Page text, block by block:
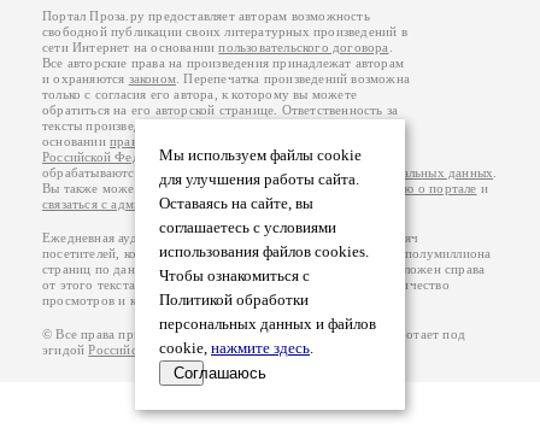
Мы используем файлы cookie
для улучшения работы сайта.
Оставаясь на сайте, вы
соглашаетесь с условиями
использования файлов cookies.
Чтобы ознакомиться с
Политикой обработки
персональных данных и файлов
cookie, нажмите здесь.
Соглашаюсь
Портал Проза.ру предоставляет авторам возможность
свободной публикации своих литературных произведений в
сети Интернет на основаниипользовательского договора
Все авторские права на произведения принадлежат авторам
и охраняются законом . Перепечатка произведений возможна
только с согласия его автора, к которому вы можете
обратиться на его авторской странице. Ответственность за
тексты произведений авторы несут самостоятельно на
основанииправил публикации
Российской Федерации. Данные пользователей
обрабатываются на основании
Политики обработки персональных данных
Вы также можете посмотреть более подробнуюинформацию о портале и
связаться с администрацией.
Ежедневная аудитория портала Проза.ру – порядка 100 тысяч
посетителей, которые в общей сумме просматривают более полумиллиона
страниц по данным счетчика посещаемости, который расположен справа
от этого текста. В каждой графе указано по две цифры: количество
просмотров и количество посетителей.
© Все права принадлежат авторам, 2000-2026. Портал работает под
эгидойРоссийского союза писателей.18+